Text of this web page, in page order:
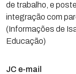
de trabalho, e
integração com
(Informações de
Educação)
JC e-mail